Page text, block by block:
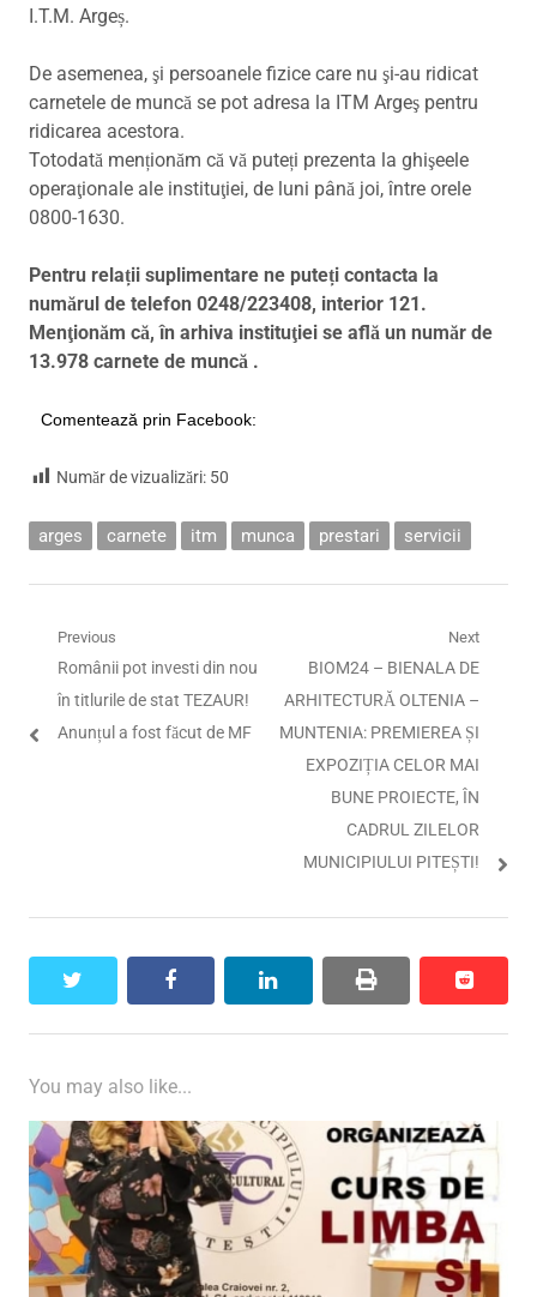
I.T.M. Argeș.
De asemenea, şi persoanele fizice care nu şi-au ridicat
carnetele de muncă se pot adresa la ITM Argeş pentru
ridicarea acestora.
Totodată menționăm că vă puteți prezenta la ghişeele
operaţionale ale instituţiei, de luni până joi, între orele
0800-1630.
Pentru relații suplimentare ne puteți contacta la
numărul de telefon 0248/223408, interior 121.
Menţionăm că, în arhiva instituţiei se află un număr de
13.978 carnete de muncă .
Comentează prin Facebook:
Număr de vizualizări: 50
arges carnete itm munca prestari servicii
Navigare
articole
Previous
Previous
post:
Românii pot investi din nou
în titlurile de stat TEZAUR!
Anunțul a fost făcut de MF
Next
Next
post:
BIOM24 – BIENALA DE
ARHITECTURĂ OLTENIA –
MUNTENIA: PREMIEREA ȘI
EXPOZIȚIA CELOR MAI
BUNE PROIECTE, ÎN
CADRUL ZILELOR
MUNICIPIULUI PITEȘTI!
facebook linkedin print reddit
reddit
You may also like...